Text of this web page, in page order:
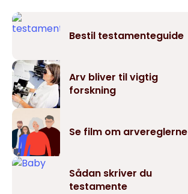
Bestil testamenteguide
Arv bliver til vigtig
forskning
Se film om arvereglerne
Sådan skriver du
testamente